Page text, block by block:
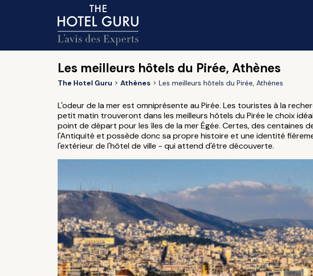
Les meilleurs hôtels du Pirée, Athènes
The Hotel Guru Athènes Les meilleurs hôtels du Pirée, Athènes
L'odeur de la mer est omniprésente au Pirée. Les touristes à la
petit matin trouveront dans les meilleurs hôtels du Pirée le choix
point de départ pour les îles de la mer Égée. Certes, des centaines
l'Antiquité et possède donc sa propre histoire et une identité
l'extérieur de l'hôtel de ville - qui attend d'être découverte.